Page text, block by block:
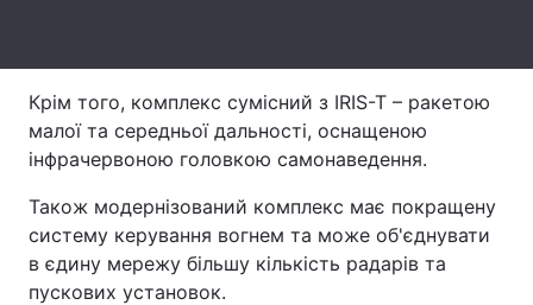
Крім того, комплекс сумісний з IRIS-T – ракетою
малої та середньої дальності, оснащеною
інфрачервоною головкою самонаведення.
Також модернізований комплекс має покращену
систему керування вогнем та може об'єднувати
в єдину мережу більшу кількість радарів та
пускових установок.